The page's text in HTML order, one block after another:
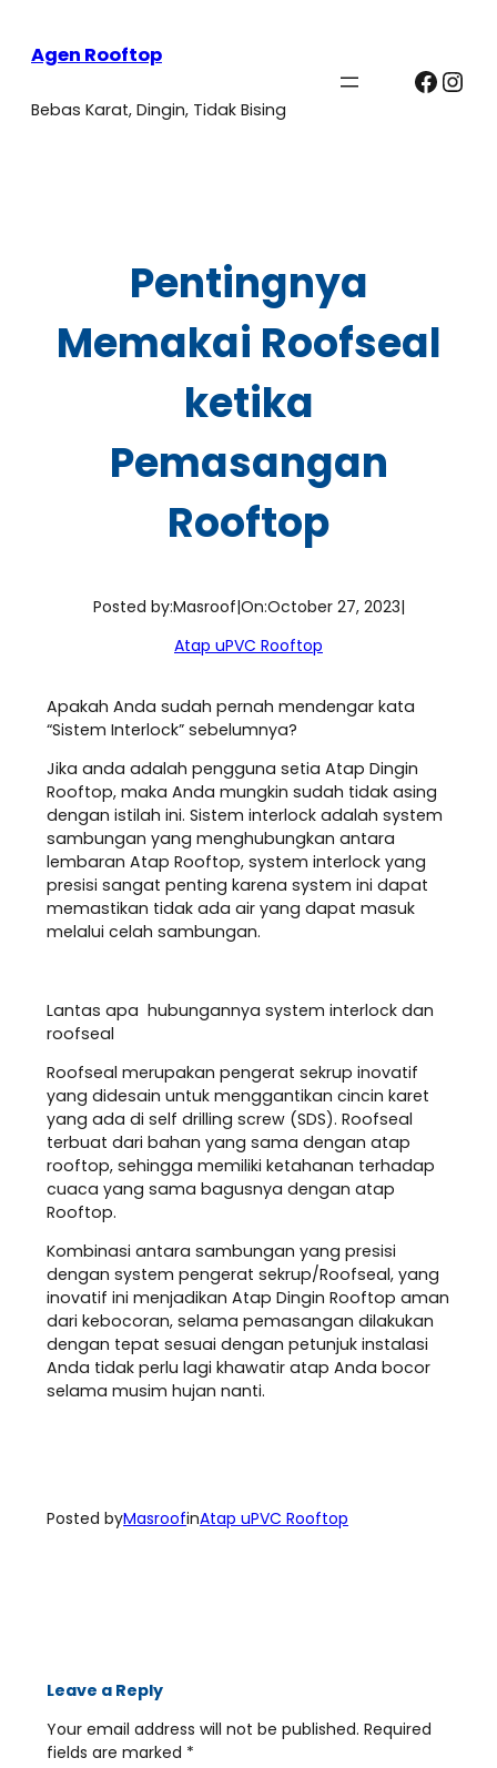
Agen Rooftop
Bebas Karat, Dingin, Tidak Bising
Pentingnya
Memakai Roofseal
ketika
Pemasangan
Rooftop
Posted by:Masroof|On:October 27, 2023|
Atap uPVC Rooftop
Apakah Anda sudah pernah mendengar kata
“Sistem Interlock” sebelumnya?
Jika anda adalah pengguna setia Atap Dingin
Rooftop, maka Anda mungkin sudah tidak asing
dengan istilah ini. Sistem interlock adalah system
sambungan yang menghubungkan antara
lembaran Atap Rooftop, system interlock yang
presisi sangat penting karena system ini dapat
memastikan tidak ada air yang dapat masuk
melalui celah sambungan.
Lantas apa hubungannya system interlock dan
roofseal
Roofseal merupakan pengerat sekrup inovatif
yang didesain untuk menggantikan cincin karet
yang ada di self drilling screw (SDS). Roofseal
terbuat dari bahan yang sama dengan atap
rooftop, sehingga memiliki ketahanan terhadap
cuaca yang sama bagusnya dengan atap
Rooftop.
Kombinasi antara sambungan yang presisi
dengan system pengerat sekrup/Roofseal, yang
inovatif ini menjadikan Atap Dingin Rooftop aman
dari kebocoran, selama pemasangan dilakukan
dengan tepat sesuai dengan petunjuk instalasi
Anda tidak perlu lagi khawatir atap Anda bocor
selama musim hujan nanti.
Posted byMasroofinAtap uPVC Rooftop
Leave a Reply
Your email address will not be published. Required
fields are marked *